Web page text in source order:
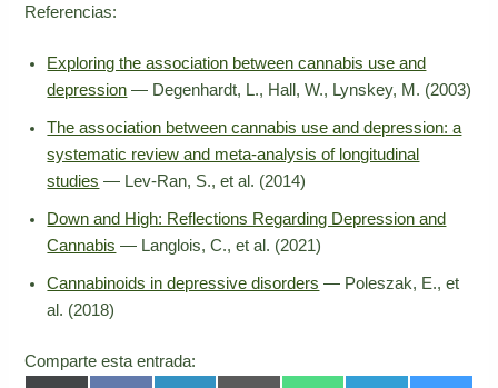
Referencias:
Exploring the association between cannabis use and
depression — Degenhardt, L., Hall, W., Lynskey, M. (2003)
The association between cannabis use and depression: a
systematic review and meta-analysis of longitudinal
studies — Lev-Ran, S., et al. (2014)
Down and High: Reflections Regarding Depression and
Cannabis — Langlois, C., et al. (2021)
Cannabinoids in depressive disorders — Poleszak, E., et
al. (2018)
Comparte esta entrada: